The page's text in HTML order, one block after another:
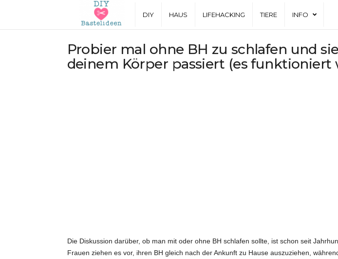
Y
d
DIY HAUS LIFEHACKING TIERE INFO
Probier mal ohne BH zu schlafen und
deinem Körper passiert (es funktioniert
Die Diskussion darüber, ob man mit oder ohne BH schlafen sollte, ist schon seit
Frauen ziehen es vor, ihren BH gleich nach der Ankunft zu Hause auszuziehen,